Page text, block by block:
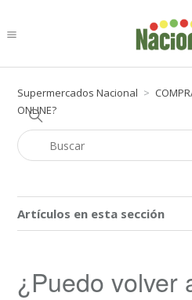
Supermercados Nacional
ONLINE?
Artículos en esta sección
¿Puedo volver